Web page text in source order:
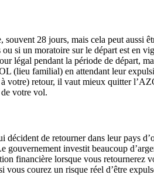
souvent 28 jours, mais cela peut aussi
si un moratoire sur le départ est en
légal pendant la période de départ,
(lieu familial) en attendant leur
votre) retour, il vaut mieux quitter
votre vol.
de retourner dans leur pays
gouvernement investit beaucoup
financière lorsque vous retournerez
vous courez un risque réel d’être